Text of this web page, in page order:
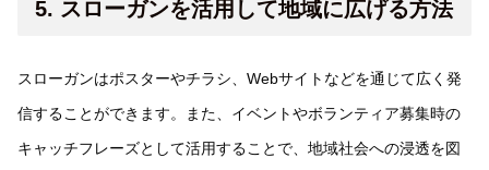
5. スローガンを活用して地域に広げる方法
スローガンはポスターやチラシ、Webサイトなどを通じて広く発
信することができます。また、イベントやボランティア募集時の
キャッチフレーズとして活用することで、地域社会への浸透を図